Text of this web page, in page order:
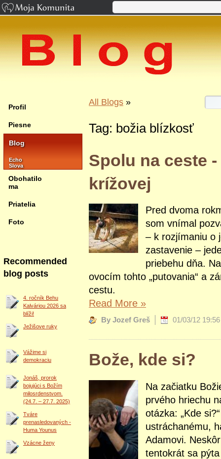
All Blogs »
Tag: božia blízkosť
Spolu na ceste
krížovej
Pred dvoma
som vnímal
– k rozjímaniu o
zastavenie –
priebehu dňa.
ovocím tohto „putovania“ a
cestu.
Read More »
By Jozef Greš 01/03/12 19:56
Bože, kde si?
Na začiatku
prvého hriechu
otázka: „Kde
ustráchanému,
Adamovi.
tentokrát sa pýta
Profil
Piesne
Blog
Echo
Slova
Obohatilo
ma
Priatelia
Foto
Recommended
blog posts
4. ročník Behu
Kalváriou 2026 sa
blíži!
Ježišove ruky
Vážime si
demokraciu
Jonáš, prorok
bojujúci s Božím
milosrdenstvom.
(24.7. – 27.7. 2025)
Tváre
prenasledovaných -
Huma Younus
Vzácne ženy